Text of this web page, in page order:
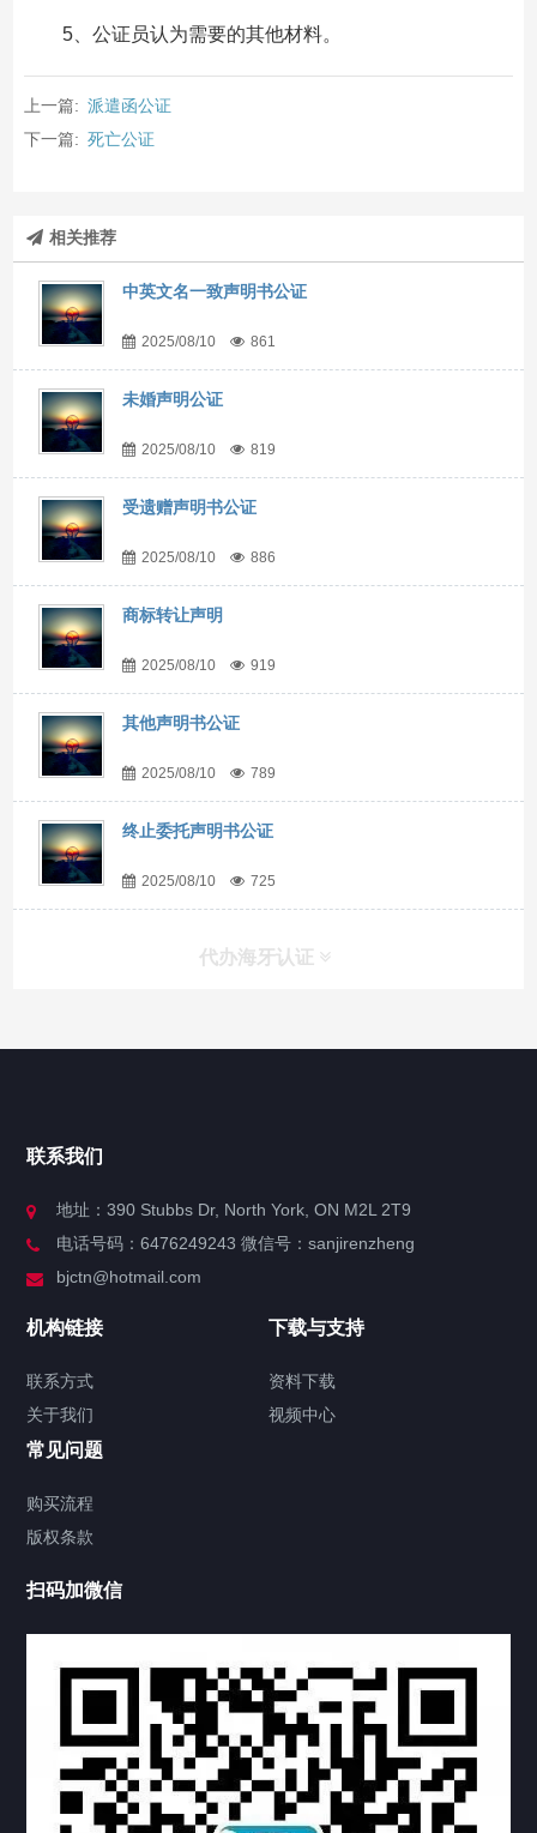
5、公证员认为需要的其他材料。
上一篇: 派遣函公证
下一篇: 死亡公证
相关推荐
中英文名一致声明书公证
2025/08/10 861
未婚声明公证
2025/08/10 819
受遗赠声明书公证
2025/08/10 886
商标转让声明
2025/08/10 919
其他声明书公证
2025/08/10 789
终止委托声明书公证
2025/08/10 725
代办海牙认证
服务分类
签署类文件海牙认证程序费用
视频中心
上海东方公证处海牙认证
上海黄浦公证处海牙认证
上海临港公证处海牙认证
联系我们
地址：390 Stubbs Dr, North York, ON M2L 2T9
电话号码：6476249243 微信号：sanjirenzheng
bjctn@hotmail.com
机构链接
联系方式
关于我们
下载与支持
资料下载
视频中心
常见问题
购买流程
版权条款
扫码加微信